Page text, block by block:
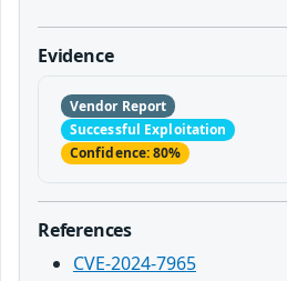
Evidence
Vendor Report
Successful Exploitation
Confidence: 80%
References
CVE-2024-7965